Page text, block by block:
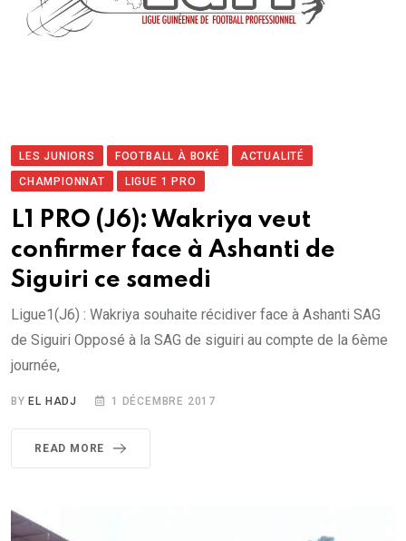
LES JUNIORS FOOTBALL À BOKÉ
ACTUALITÉ
CHAMPIONNAT
LIGUE 1 PRO
L1 PRO (J6): Wakriya veut
confirmer face à Ashanti de
Siguiri ce samedi
Ligue1(J6) : Wakriya souhaite récidiver face à Ashanti SAG
de Siguiri Opposé à la SAG de siguiri au compte de la 6ème
journée,
BYEL HADJ 1 DÉCEMBRE 2017
READ MORE